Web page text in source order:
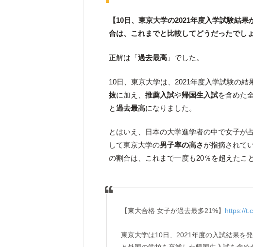
【10日、東京大学の2021年度入学試験結
合は、これまでと比較してどうだったでしょ
正解は「過去最高 」でした。
10日、東京大学は、2021年度入学試験の
抜に加え、推薦入試や帰国生入試を含めた
と過去最高になりました。
とはいえ、日本の大学進学者の中で女子が
して東京大学の男子率の高さが指摘されて
の割合は、これまで一度も20％を超えたこ
【東大合格 女子が過去最多21%】 https://
東京大学は10日、2021年度の入試結果を